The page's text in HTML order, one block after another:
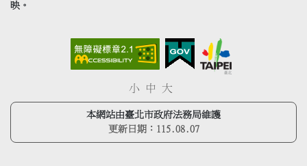
映。
小 中 大
本網站由臺北市政府法務局維護
更新日期： 115.08.07